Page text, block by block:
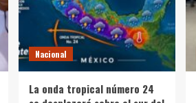
Nacional
La onda tropical número 24